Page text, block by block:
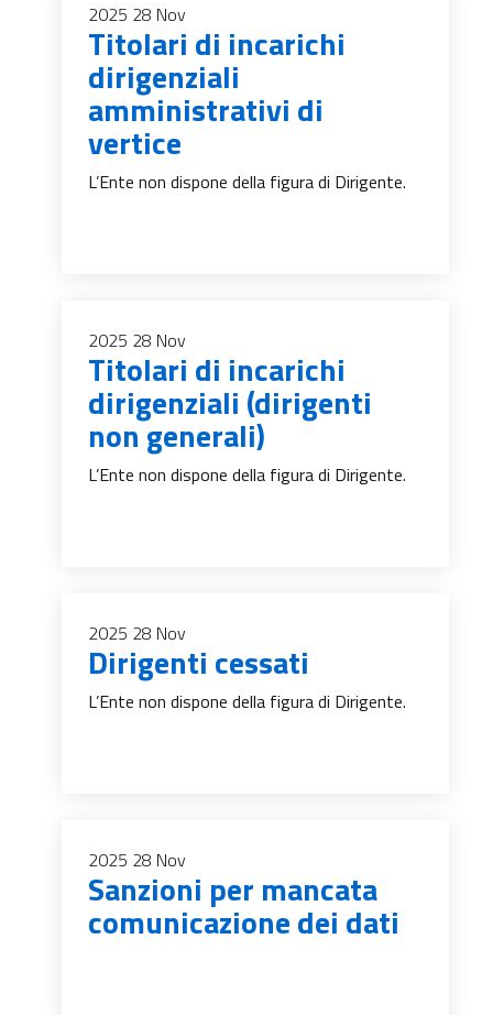
2025 28 Nov
Titolari di incarichi
dirigenziali
amministrativi di
vertice
L’Ente non dispone della figura di Dirigente.
2025 28 Nov
Titolari di incarichi
dirigenziali (dirigenti
non generali)
L’Ente non dispone della figura di Dirigente.
2025 28 Nov
Dirigenti cessati
L’Ente non dispone della figura di Dirigente.
2025 28 Nov
Sanzioni per mancata
comunicazione dei dati